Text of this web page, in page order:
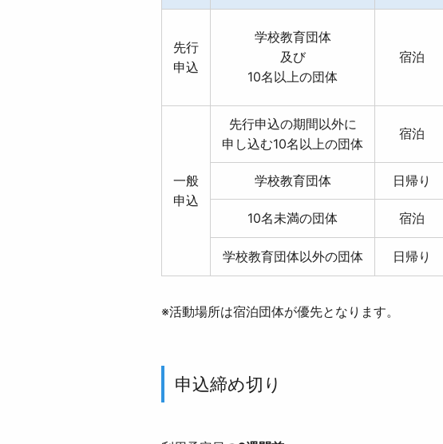
先行
申込
学校教育団体
及び
10名以上の団体
宿泊
一般
申込
先行申込の期間以外に
申し込む10名以上の団体
宿泊
学校教育団体 日帰り
10名未満の団体 宿泊
学校教育団体以外の団体 日帰り
※活動場所は宿泊団体が優先となります。
申込締め切り